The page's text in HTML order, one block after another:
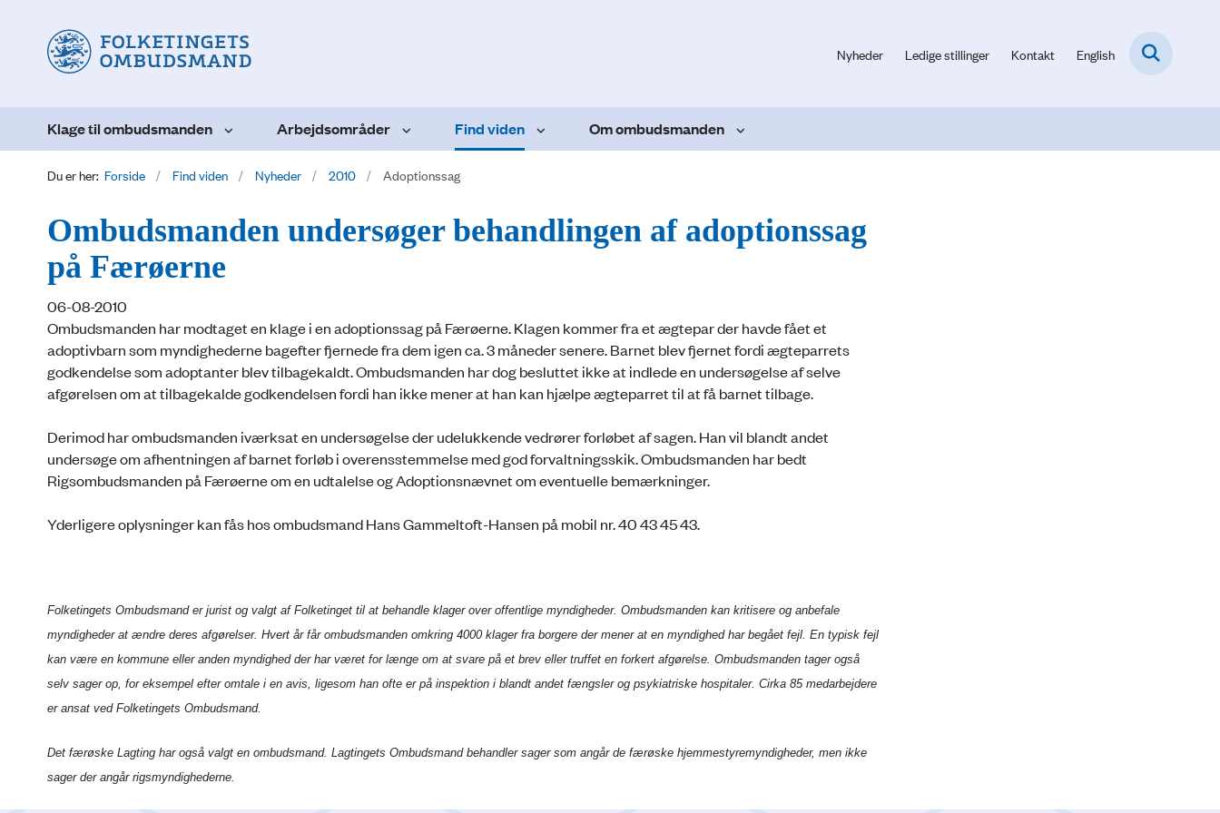
Nyheder Ledige stillinger Kontakt English
Klage til ombudsmanden Arbejdsområder Find viden Om ombudsmanden
Du er her: Forside Find viden Nyheder 2010 Adoptionssag
Ombudsmanden undersøger behandlingen af adoptionssag
på Færøerne
06-08-2010
Ombudsmanden har modtaget en klage i en adoptionssag på Færøerne. Klagen kommer fra et ægtepar der havde fået et
adoptivbarn som myndighederne bagefter fjernede fra dem igen ca. 3 måneder senere. Barnet blev fjernet fordi ægteparrets
godkendelse som adoptanter blev tilbagekaldt. Ombudsmanden har dog besluttet ikke at indlede en undersøgelse af selve
afgørelsen om at tilbagekalde godkendelsen fordi han ikke mener at han kan hjælpe ægteparret til at få barnet tilbage.
Derimod har ombudsmanden iværksat en undersøgelse der udelukkende vedrører forløbet af sagen. Han vil blandt andet
undersøge om afhentningen af barnet forløb i overensstemmelse med god forvaltningsskik. Ombudsmanden har bedt
Rigsombudsmanden på Færøerne om en udtalelse og Adoptionsnævnet om eventuelle bemærkninger.
Yderligere oplysninger kan fås hos ombudsmand Hans Gammeltoft-Hansen på mobil nr. 40 43 45 43.
Folketingets Ombudsmand er jurist og valgt af Folketinget til at behandle klager over offentlige myndigheder. Ombudsmanden kan kritisere og anbefale
myndigheder at ændre deres afgørelser. Hvert år får ombudsmanden omkring 4000 klager fra borgere der mener at en myndighed har begået fejl. En typisk fejl
kan være en kommune eller anden myndighed der har været for længe om at svare på et brev eller truffet en forkert afgørelse. Ombudsmanden tager også
selv sager op, for eksempel efter omtale i en avis, ligesom han ofte er på inspektion i blandt andet fængsler og psykiatriske hospitaler. Cirka 85 medarbejdere
er ansat ved Folketingets Ombudsmand.
Det færøske Lagting har også valgt en ombudsmand. Lagtingets Ombudsmand behandler sager som angår de færøske hjemmestyremyndigheder, men ikke
sager der angår rigsmyndighederne.